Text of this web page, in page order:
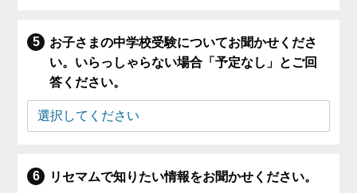
お子さまの中学校受験についてお聞かせくださ
い。いらっしゃらない場合「予定なし」とご回
答ください。
リセマムで知りたい情報をお聞かせください。